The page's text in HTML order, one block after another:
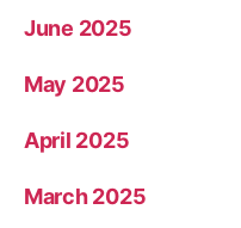
June 2025
May 2025
April 2025
March 2025